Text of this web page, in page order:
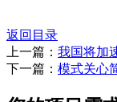
返回目录
上一篇： 我国将加
下一篇： 模式关心